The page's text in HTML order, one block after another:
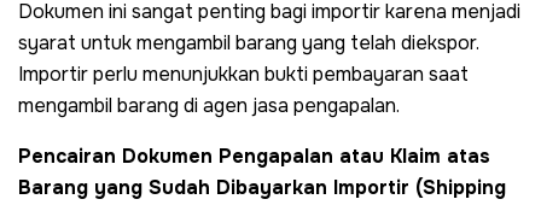
Dokumen ini sangat penting bagi importir karena menjadi
syarat untuk mengambil barang yang telah diekspor.
Importir perlu menunjukkan bukti pembayaran saat
mengambil barang di agen jasa pengapalan.
Pencairan Dokumen Pengapalan atau Klaim atas
Barang yang Sudah Dibayarkan Importir (Shipping